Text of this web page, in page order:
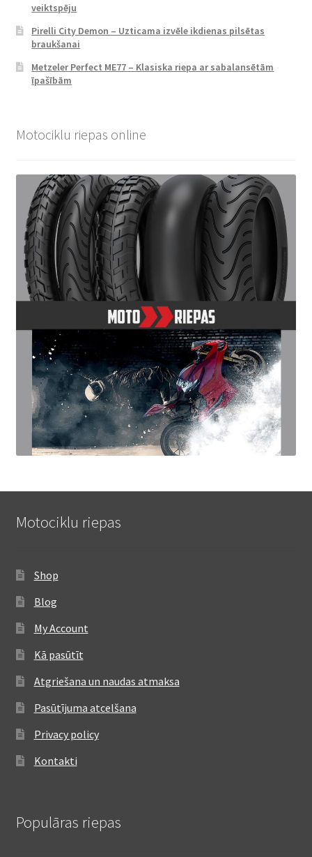
veiktspēju
Pirelli City Demon – Uzticama izvēle ikdienas pilsētas
braukšanai
Metzeler Perfect ME77 – Klasiska riepa ar sabalansētām
īpašībām
Motociklu riepas online
Motociklu riepas
Shop
Blog
My Account
Kā pasūtīt
Atgriešana un naudas atmaksa
Pasūtījuma atcelšana
Privacy policy
Kontakti
Populāras riepas